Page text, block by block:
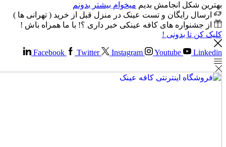
بهترین شکل انجامش بدیم میخوام بیشتر بدونم
ارسال رایگان و تست عینک در منزل قبل از خرید ( تهرانی ها )
از جشنواره های کافه عینکی خبر داری ؟! با ما همراه باش !
کلیک کن تا بدونی !
Facebook Twitter Instagram Youtube Linkedin